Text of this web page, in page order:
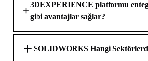
3DEXPERIENCE platformu
gibi avantajlar sağlar?
SOLIDWORKS Hangi